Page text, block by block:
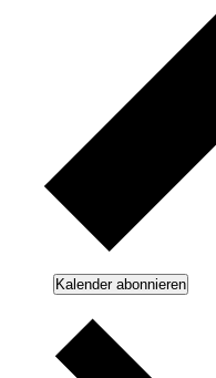
Kalender abonnieren